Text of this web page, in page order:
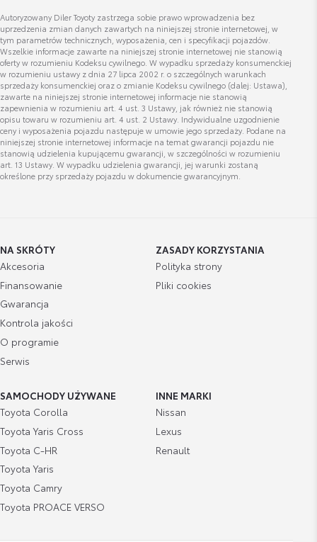
Wyświetl numer
bartlomiej.ziolek@toyota-wisniewski.pl
Autoryzowany Diler Toyoty zastrzega sobie prawo wprowadzenia bez
uprzedzenia zmian danych zawartych na niniejszej stronie internetowej, w
tym parametrów technicznych, wyposażenia, cen i specyfikacji pojazdów.
Wszelkie informacje zawarte na niniejszej stronie internetowej nie stanowią
oferty w rozumieniu Kodeksu cywilnego. W wypadku sprzedaży konsumenckiej
w rozumieniu ustawy z dnia 27 lipca 2002 r. o szczególnych warunkach
sprzedaży konsumenckiej oraz o zmianie Kodeksu cywilnego (dalej: Ustawa),
zawarte na niniejszej stronie internetowej informacje nie stanowią
zapewnienia w rozumieniu art. 4 ust. 3 Ustawy, jak również nie stanowią
opisu towaru w rozumieniu art. 4 ust. 2 Ustawy. Indywidualne uzgodnienie
ceny i wyposażenia pojazdu następuje w umowie jego sprzedaży. Podane na
niniejszej stronie internetowej informacje na temat gwarancji pojazdu nie
stanowią udzielenia kupującemu gwarancji, w szczególności w rozumieniu
art. 13 Ustawy. W wypadku udzielenia gwarancji, jej warunki zostaną
określone przy sprzedaży pojazdu w dokumencie gwarancyjnym.
NA SKRÓTY
Akcesoria
Finansowanie
Gwarancja
Kontrola jakości
O programie
Serwis
ZASADY KORZYSTANIA
Polityka strony
Pliki cookies
SAMOCHODY UŻYWANE
Toyota Corolla
Toyota Yaris Cross
Toyota C-HR
Toyota Yaris
Toyota Camry
Toyota PROACE VERSO
INNE MARKI
Nissan
Lexus
Renault